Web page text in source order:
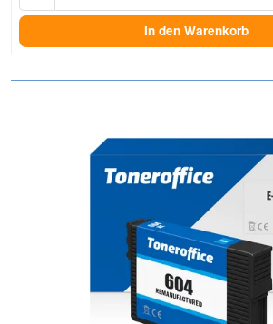
In den Warenkorb